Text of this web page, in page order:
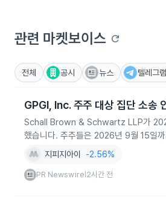
관련 마켓보이스 refresh
전체 공시 뉴스 텔레그램
GPGI, Inc. 주주 대상 집단 소송
Schall Brown & Schwartz LLP가
했습니다. 주주들은 2026년 9월 15일
지피지아이 -2.56%
PR Newswire 2시간 전